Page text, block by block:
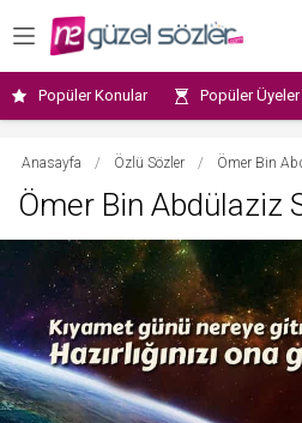
Popüler Konular Popüler Üyeler
Anasayfa / Özlü Sözler / Ömer Bin
Ömer Bin Abdülaziz